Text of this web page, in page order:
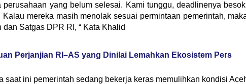
yang belum selesai. Kami tunggu, deadlinenya
mereka masih menolak sesuai permintaan pemerintah,
Satgas DPR RI, “ Kata Khalid
Perjanjian RI–AS yang Dinilai Lemahkan Ekosistem Pers
saat ini pemerintah sedang bekerja keras memulihkan kondisi